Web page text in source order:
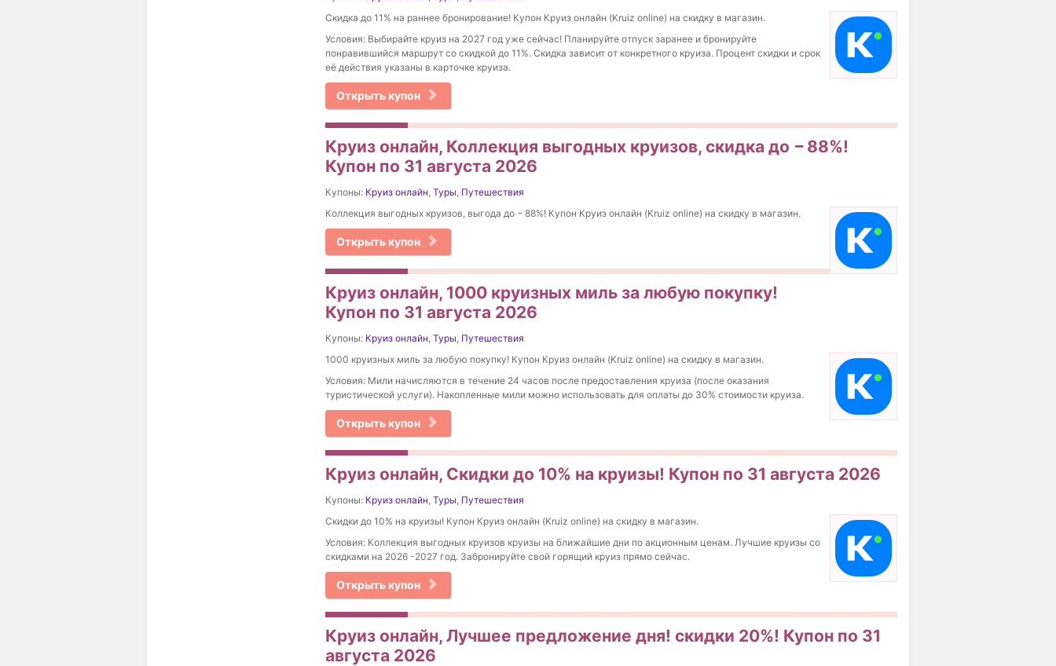
Скидка до 11% на раннее бронирование! Купон Круиз онлайн (Kruiz online) на скидку в магазин.
Условия: Выбирайте круиз на 2027 год уже сейчас! Планируйте отпуск заранее и бронируйте
понравившийся маршрут со скидкой до 11%. Скидка зависит от конкретного круиза. Процент скидки и срок
её действия указаны в карточке круиза.
Открыть купон
Круиз онлайн, Коллекция выгодных круизов, скидка до − 88%!
Купон по 31 августа 2026
Купоны: Круиз онлайн, Туры, Путешествия
Коллекция выгодных круизов, выгода до − 88%! Купон Круиз онлайн (Kruiz online) на скидку в магазин.
Открыть купон
Круиз онлайн, 1000 круизных миль за любую покупку!
Купон по 31 августа 2026
Купоны: Круиз онлайн, Туры, Путешествия
1000 круизных миль за любую покупку! Купон Круиз онлайн (Kruiz online) на скидку в магазин.
Условия: Мили начисляются в течение 24 часов после предоставления круиза (после оказания
туристической услуги). Накопленные мили можно использовать для оплаты до 30% стоимости круиза.
Открыть купон
Круиз онлайн, Скидки до 10% на круизы! Купон по 31 августа 2026
Купоны: Круиз онлайн, Туры, Путешествия
Скидки до 10% на круизы! Купон Круиз онлайн (Kruiz online) на скидку в магазин.
Условия: Коллекция выгодных круизов круизы на ближайшие дни по акционным ценам. Лучшие круизы со
скидками на 2026 -2027 год. Забронируйте свой горящий круиз прямо сейчас.
Открыть купон
Круиз онлайн, Лучшее предложение дня! скидки 20%! Купон по 31
августа 2026